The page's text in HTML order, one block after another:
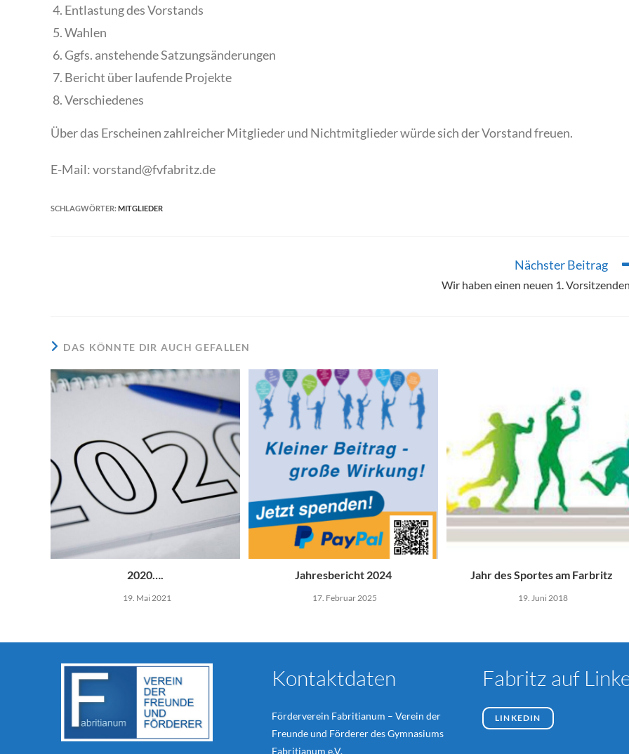
Entlastung des Vorstands
Wahlen
Ggfs. anstehende Satzungsänderungen
Bericht über laufende Projekte
Verschiedenes
Über das Erscheinen zahlreicher Mitglieder und Nichtmitglieder würde sich der Vorstand freuen.
E-Mail: vorstand@fvfabritz.de
SCHLAGWÖRTER: MITGLIEDER
Nächster Beitrag
Wir haben einen neuen 1.
DAS KÖNNTE DIR AUCH GEFALLEN
2020….
19. Mai 2021
Jahresbericht 2024
17. Februar 2025
Jahr des Sportes am Farbritz
19. Juni 2018
Kontaktdaten
Förderverein Fabritianum – Verein der
Freunde und Förderer des Gymnasiums
Fabritianum e.V.
Fabritz auf
LINKEDIN